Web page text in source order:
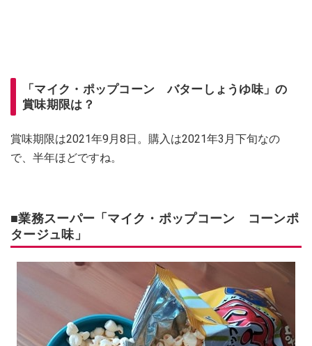
「マイク・ポップコーン バターしょうゆ味」の
賞味期限は？
賞味期限は2021年9月8日。購入は2021年3月下旬なの
で、半年ほどですね。
■業務スーパー「マイク・ポップコーン コーンポ
タージュ味」